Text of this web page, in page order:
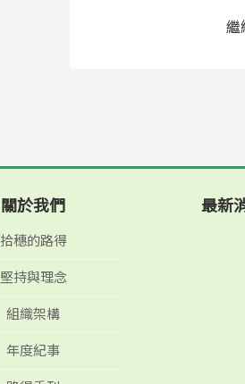
繼
關於我們
拾穗的路得
堅持與理念
組織架構
年度紀事
最新